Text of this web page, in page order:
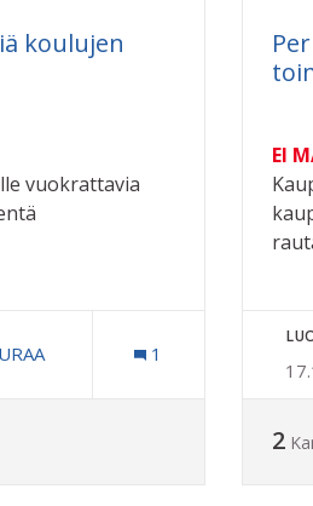
koulujen
vuokrattavia
ja ulkoilu
POLKUPYÖRIÄ
1
EI
2